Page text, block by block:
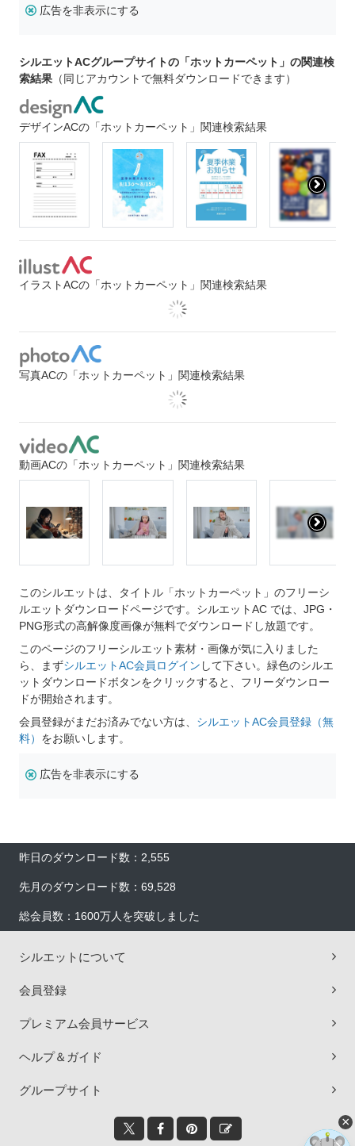
広告を非表示にする
シルエットACグループサイトの「ホットカーペット」の関連検
索結果 （同じアカウントで無料ダウンロードできます）
デザインACの「ホットカーペット」関連検索結果
イラストACの「ホットカーペット」関連検索結果
写真ACの「ホットカーペット」関連検索結果
動画ACの「ホットカーペット」関連検索結果
このシルエットは、タイトル「ホットカーペット」のフリーシ
ルエットダウンロードページです。シルエットAC では、JPG・
PNG形式の高解像度画像が無料でダウンロードし放題です。
このページのフリーシルエット素材・画像が気に入りました
ら、まずシルエットAC会員ログイン して下さい。緑色のシルエ
ットダウンロードボタンをクリックすると、フリーダウンロー
ドが開始されます。
会員登録がまだお済みでない方は、 シルエットAC会員登録（無
料） をお願いします。
広告を非表示にする
昨日のダウンロード数：2,555
先月のダウンロード数：69,528
総会員数：1600万人を突破しました
シルエットについて
会員登録
プレミアム会員サービス
ヘルプ＆ガイド
グループサイト
×